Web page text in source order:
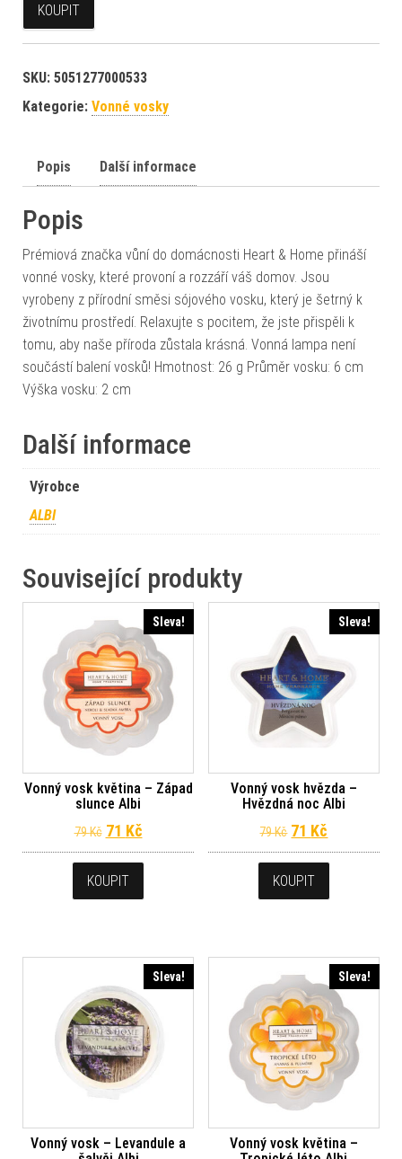
KOUPIT
SKU: 5051277000533
Kategorie: Vonné vosky
Popis Další informace
Popis
Prémiová značka vůní do domácnosti Heart & Home přináší
vonné vosky, které provoní a rozzáří váš domov. Jsou
vyrobeny z přírodní směsi sójového vosku, který je šetrný k
životnímu prostředí. Relaxujte s pocitem, že jste přispěli k
tomu, aby naše příroda zůstala krásná. Vonná lampa není
součástí balení vosků! Hmotnost: 26 g Průměr vosku: 6 cm
Výška vosku: 2 cm
Další informace
Výrobce
ALBI
Související produkty
Sleva!
Vonný vosk květina – Západ
slunce Albi
79Kč Původní cena byla: 79 Kč.
71 KčAktuální cena je: 71 Kč.
KOUPIT
Sleva!
Vonný vosk hvězda –
Hvězdná noc Albi
79Kč Původní cena
71 Kč
KOUPIT
Sleva!
Vonný vosk – Levandule a
Sleva!
Vonný vosk květina –